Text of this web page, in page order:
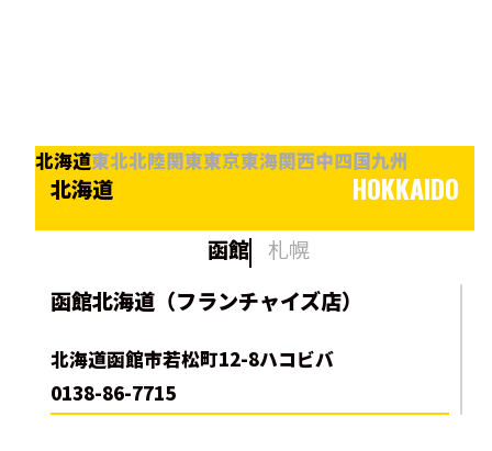
北海道東北北陸関東東京東海関西中四国九州
北海道 HOKKAIDO
函館
札幌
函館北海道（フランチャイズ店）
北海道函館市若松町12-8ハコビバ
0138-86-7715